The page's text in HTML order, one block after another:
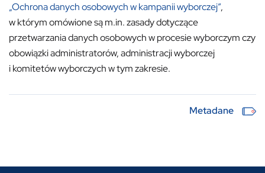
„Ochrona danych osobowych w kampanii wyborczej”,
w którym omówione są m.in. zasady dotyczące
przetwarzania danych osobowych w procesie wyborczym czy
obowiązki administratorów, administracji wyborczej
i komitetów wyborczych w tym zakresie.
Metadane